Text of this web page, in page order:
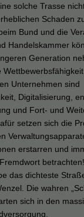
solche Trasse
Schaden
Bund und die
Handelskammer
Generation
Unternehmen sind
Digitalisierung,
und Fort- und
setzen sich die
erstarren und
das dichteste
Die wahren
sich in den